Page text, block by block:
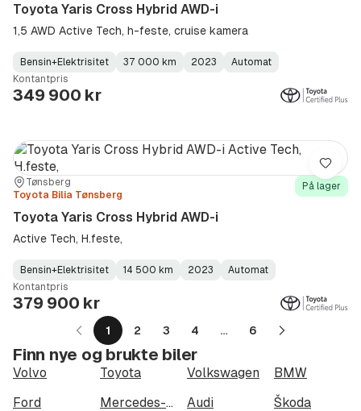
Toyota Yaris Cross Hybrid AWD-i
1,5 AWD Active Tech, h-feste, cruise kamera
Fuel
Type:
Bensin+Elektrisitet
Kilometerstand: 37 000 km
Model
Year:
2023
Gearbox
Type:
Automat
Kontantpris
349 900 kr
Sted:Tønsberg
Forhandler:
Toyota Bilia Tønsberg
På lager
Toyota Yaris Cross Hybrid AWD-i
Active Tech, H.feste,
Fuel
Type:
Bensin+Elektrisitet
Kilometerstand: 14 500 km
Model
Year:
2023
Gearbox
Type:
Automat
Kontantpris
379 900 kr
Lagre
1 2 3 4 … 6
Neste
Finn nye og brukte biler
Volvo Toyota Volkswagen
BMW
Ford
Mercedes-Benz Audi
Škoda